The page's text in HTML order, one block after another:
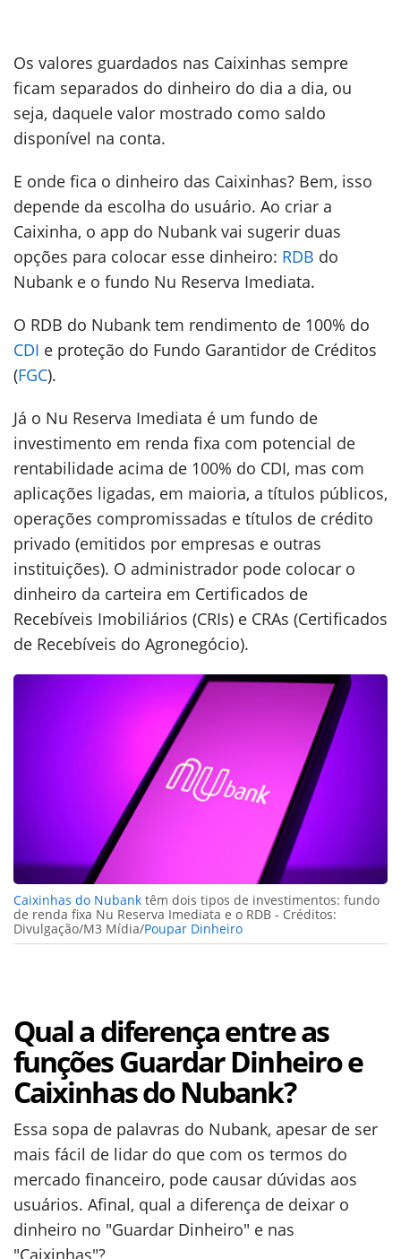
Os valores guardados nas Caixinhas sempre
ficam separados do dinheiro do dia a dia, ou
seja, daquele valor mostrado como saldo
disponível na conta.
E onde fica o dinheiro das Caixinhas? Bem, isso
depende da escolha do usuário. Ao criar a
Caixinha, o app do Nubank vai sugerir duas
opções para colocar esse dinheiro: RDB do
Nubank e o fundo Nu Reserva Imediata.
O RDB do Nubank tem rendimento de 100% do
CDI e proteção do Fundo Garantidor de Créditos
(FGC).
Já o Nu Reserva Imediata é um fundo de
investimento em renda fixa com potencial de
rentabilidade acima de 100% do CDI, mas com
aplicações ligadas, em maioria, a títulos públicos,
operações compromissadas e títulos de crédito
privado (emitidos por empresas e outras
instituições). O administrador pode colocar o
dinheiro da carteira em Certificados de
Recebíveis Imobiliários (CRIs) e CRAs (Certificados
de Recebíveis do Agronegócio).
Caixinhas do Nubank têm dois tipos de investimentos: fundo
de renda fixa Nu Reserva Imediata e o RDB - Créditos:
Divulgação/M3 Mídia/Poupar Dinheiro
Qual a diferença entre as
funções Guardar Dinheiro e
Caixinhas do Nubank?
Essa sopa de palavras do Nubank, apesar de ser
mais fácil de lidar do que com os termos do
mercado financeiro, pode causar dúvidas aos
usuários. Afinal, qual a diferença de deixar o
dinheiro no "Guardar Dinheiro" e nas
"Caixinhas"?